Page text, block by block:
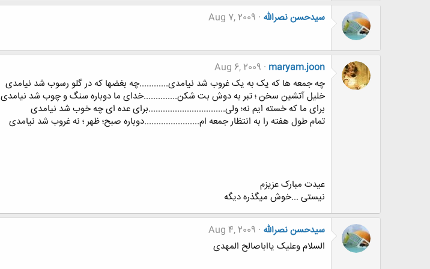
سیدحسن نصرالله Aug 7, 2009
maryam.joon
Aug 6, 2009
چه جمعه ها که یک به یک غروب شد نیامدی............چه بغضها که در گلو رسوب شد نیامدی
خلیل آتشین سخن ؛ تبر به دوش بت شکن..............خدای ما دوباره سنگ و چوب شد نیامدی
برای ما که خسته ایم نه؛ ولی................................برای عده ای چه خوب شد نیامدی
تمام طول هفته را به انتظار جمعه ام.......................دوباره صبح؛ ظهر ؛ نه غروب شد نیامدی
عیدت مبارک عزیزم
نیستی ...خوش میگذره دیگه
سیدحسن نصرالله Aug 4, 2009
السلام وعلیک یااباصالح المهدی